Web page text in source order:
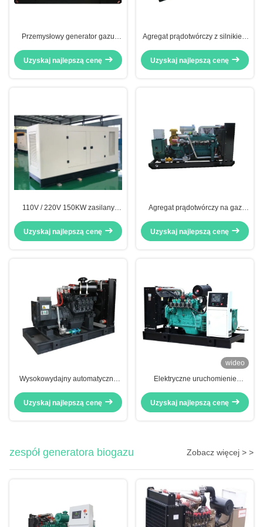
Przemysłowy generator gazu
200KW przyjazna utrzymaniu
Uzyskaj najlepszą cenę
Agregat prądotwórczy z silnikiem
oszczędzający energię, z
systemem odzysku ciepła CHP
Uzyskaj najlepszą cenę
110V / 220V 150KW zasilany
generatora elektrycznego
Stabilna wydajność
Uzyskaj najlepszą cenę
Agregat prądotwórczy na gaz
agregat prądotwórczy na gaz
ziemny 1800 obr./min.
Uzyskaj najlepszą cenę
Wysokowydajny automatyczny
silnikiem Deutz 180KW 3-fazowy
Uzyskaj najlepszą cenę
wideo
Elektryczne uruchomienie
kW Zasilanie zapasowe AC
otwarty typ
Uzyskaj najlepszą cenę
zespół generatora biogazu Zobacz więcej > >